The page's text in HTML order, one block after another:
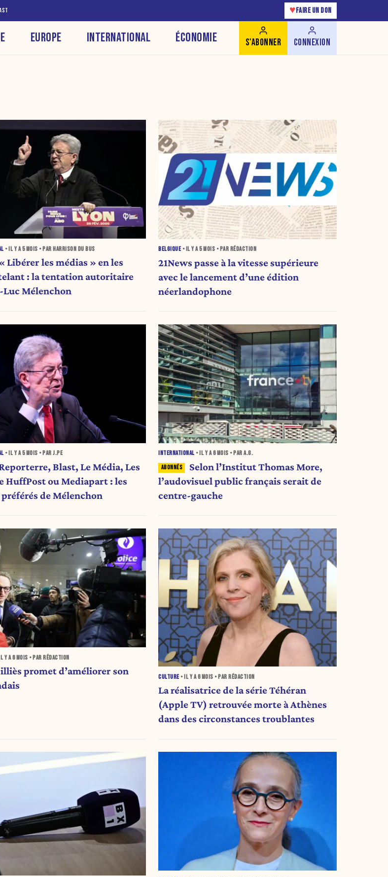
♥ FAIRE UN DON
EUROPE INTERNATIONAL ÉCONOMIE S'ABONNER CONNEXION
• IL Y A5 MOIS • PAR HARRISON DU BUS
Libérer les médias » en les
: la tentation autoritaire
Luc Mélenchon
BELGIQUE • IL Y A5 MOIS • PAR RÉDACTION
21News passe à la vitesse supérieure
avec le lancement d’une édition
néerlandophone
• IL Y A5 MOIS • PAR J.PE
Blast, Le Média, Les
HuffPost ou Mediapart : les
de Mélenchon
INTERNATIONAL • IL Y A6 MOIS • PAR A.G.
Selon l’Institut Thomas More,
l’audovisuel public français serait de
centre-gauche
Y A6 MOIS • PAR RÉDACTION
promet d’améliorer son
CULTURE • IL Y A6 MOIS • PAR RÉDACTION
La réalisatrice de la série Téhéran
(Apple TV) retrouvée morte à Athènes
dans des circonstances troublantes